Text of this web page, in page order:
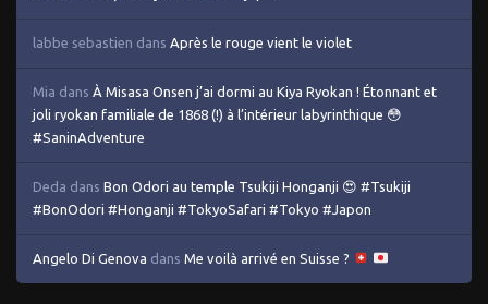
labbe sebastien dans Après le rouge vient le violet
Mia dans À Misasa Onsen j’ai dormi au Kiya Ryokan ! Étonnant et
joli ryokan familiale de 1868 (!) à l’intérieur labyrinthique 😳
#SaninAdventure
Deda dans Bon Odori au temple Tsukiji Honganji 😍 #Tsukiji
#BonOdori #Honganji #TokyoSafari #Tokyo #Japon
Angelo Di Genova dans Me voilà arrivé en Suisse ?